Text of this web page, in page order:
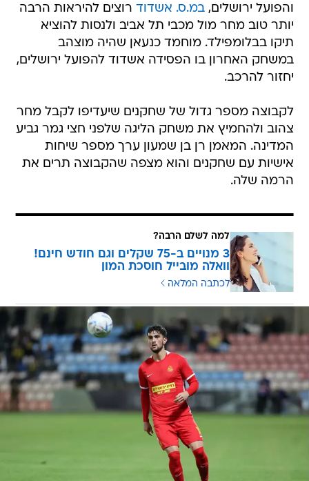
והפועל ירושלים,במ.ס. אשדוד רוצים להיראות הרבה
יותר טוב מחר מול מכבי תל אביב ולנסות להוציא
תיקו בבלומפילד. מוחמד כנעאן שהיה מוצהב
במשחק האחרון בו הפסידה אשדוד להפועל ירושלים,
יחזור להרכב.
לקבוצה מספר גדול של שחקנים שיעדיפו לקבל מחר
צהוב ולהחמיץ את משחק הליגה שלפני חצי גמר גביע
המדינה. המאמן רן בן שמעון ערך מספר שיחות
אישיות עם שחקנים והוא מצפה שהקבוצה תרים את
הרמה שלה.
למה לשלם הרבה?
3 מנויים ב-75 שקלים וגם חודש חינם!
וואלה מובייל חוסכת המון
לכתבה המלאה